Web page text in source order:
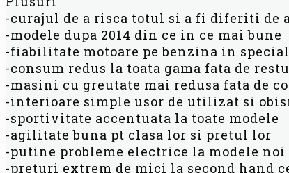
-curajul de a risca totul si a fi diferiti de
-modele dupa 2014 din ce in ce mai bune
-fiabilitate motoare pe benzina in special
-consum redus la toata gama fata de
-masini cu greutate mai redusa fata de
-interioare simple usor de utilizat si
-sportivitate accentuata la toate modele
-agilitate buna pt clasa lor si pretul lor
-putine probleme electrice la modele noi
-preturi extrem de mici la second hand